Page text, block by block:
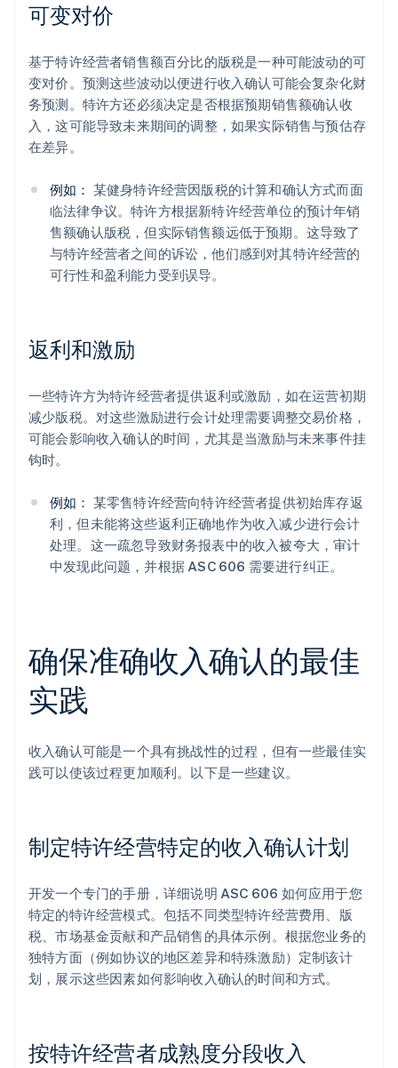
可变对价
基于特许经营者销售额百分比的版税是一种可能波动的可
变对价。预测这些波动以便进行收入确认可能会复杂化财
务预测。特许方还必须决定是否根据预期销售额确认收
入，这可能导致未来期间的调整，如果实际销售与预估存
在差异。
例如： 某健身特许经营因版税的计算和确认方式而面
临法律争议。特许方根据新特许经营单位的预计年销
售额确认版税，但实际销售额远低于预期。这导致了
与特许经营者之间的诉讼，他们感到对其特许经营的
可行性和盈利能力受到误导。
返利和激励
一些特许方为特许经营者提供返利或激励，如在运营初期
减少版税。对这些激励进行会计处理需要调整交易价格，
可能会影响收入确认的时间，尤其是当激励与未来事件挂
钩时。
例如： 某零售特许经营向特许经营者提供初始库存返
利，但未能将这些返利正确地作为收入减少进行会计
处理。这一疏忽导致财务报表中的收入被夸大，审计
中发现此问题，并根据 ASC 606 需要进行纠正。
确保准确收入确认的最佳
实践
收入确认可能是一个具有挑战性的过程，但有一些最佳实
践可以使该过程更加顺利。以下是一些建议。
制定特许经营特定的收入确认计划
开发一个专门的手册，详细说明 ASC 606 如何应用于您
特定的特许经营模式。包括不同类型特许经营费用、版
税、市场基金贡献和产品销售的具体示例。根据您业务的
独特方面（例如协议的地区差异和特殊激励）定制该计
划，展示这些因素如何影响收入确认的时间和方式。
按特许经营者成熟度分段收入